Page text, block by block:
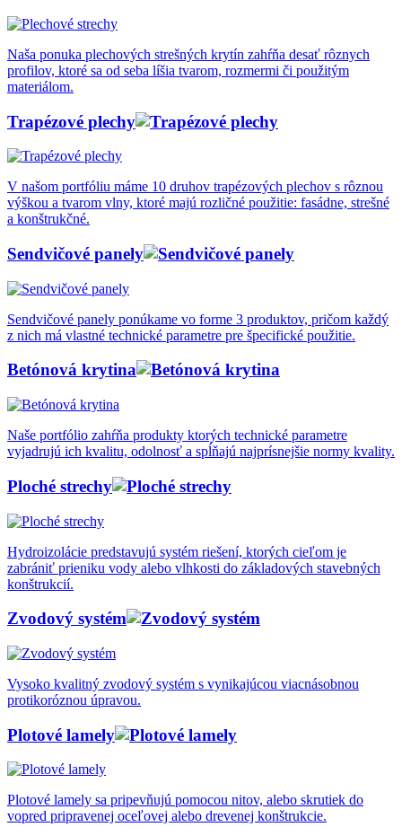
Naša ponuka plechových strešných krytín zahŕňa desať rôznych
profilov, ktoré sa od seba líšia tvarom, rozmermi či použitým
materiálom.
Trapézové plechy
V našom portfóliu máme 10 druhov trapézových plechov s rôznou
výškou a tvarom vlny, ktoré majú rozličné použitie: fasádne, strešné
a konštrukčné.
Sendvičové panely
Sendvičové panely ponúkame vo forme 3 produktov, pričom každý
z nich má vlastné technické parametre pre špecifické použitie.
Betónová krytina
Naše portfólio zahŕňa produkty ktorých technické parametre
vyjadrujú ich kvalitu, odolnosť a spĺňajú najprísnejšie normy kvality.
Ploché strechy
Hydroizolácie predstavujú systém riešení, ktorých cieľom je
zabrániť prieniku vody alebo vlhkosti do základových stavebných
konštrukcií.
Zvodový systém
Vysoko kvalitný zvodový systém s vynikajúcou viacnásobnou
protikoróznou úpravou.
Plotové lamely
Plotové lamely sa pripevňujú pomocou nitov, alebo skrutiek do
vopred pripravenej oceľovej alebo drevenej konštrukcie.